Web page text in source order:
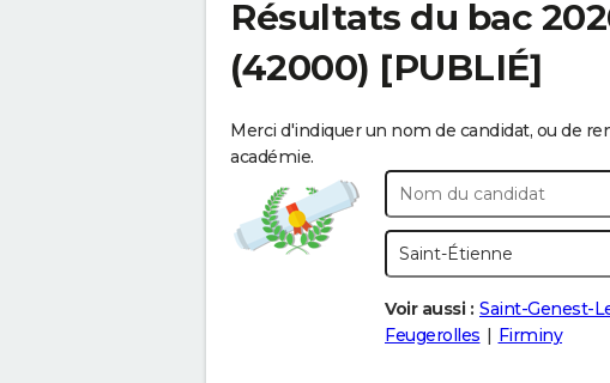
Résultats du bac
(42000) [PUBLIÉ]
Merci d'indiquer un nom de candidat, ou de
académie.
Voir aussi : Saint-Genest-
Feugerolles
Firminy